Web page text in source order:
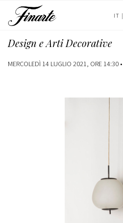
IT |
Design e Arti Decorative
MERCOLEDÌ 14 LUGLIO 2021, ORE 14:30 •